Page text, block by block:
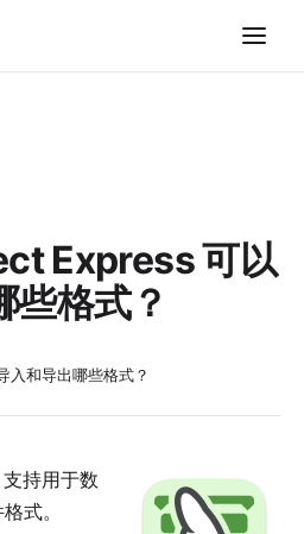
Express 可以
些格式？
和导出哪些格式？
持用于数
式。